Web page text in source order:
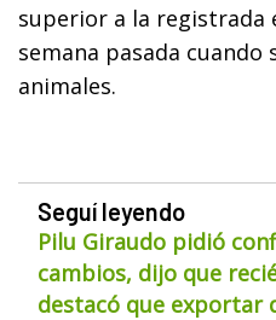
superior a la registrada
semana pasada cuando
animales.
Seguí leyendo
Pilu Giraudo pidió
cambios, dijo que
destacó que exportar